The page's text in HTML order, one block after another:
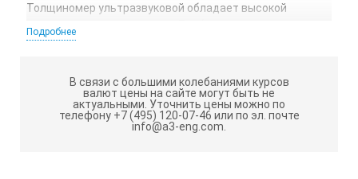
Толщиномер ультразвуковой обладает высокой
точностью и надежностью. Прибор нового поколения
Толщиномер TT100 серии TT производства TIME Group
Отличительные особенности
ультразвукового толщиномера TT100
Подробнее
В связи с большими колебаниями курсов
валют цены на сайте могут быть не
актуальными. Уточнить цены можно по
телефону +7 (495) 120-07-46 или по эл. почте
info@a3-eng.com.